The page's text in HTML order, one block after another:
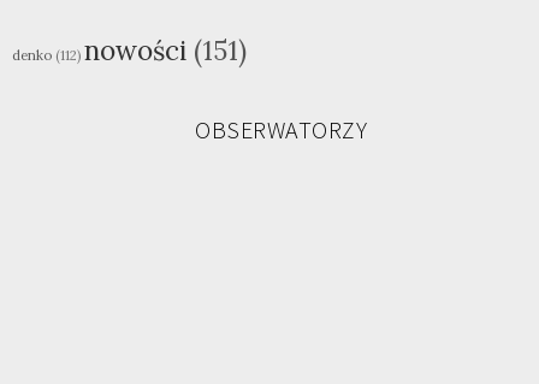
denko (112) nowości (151)
OBSERWATORZY